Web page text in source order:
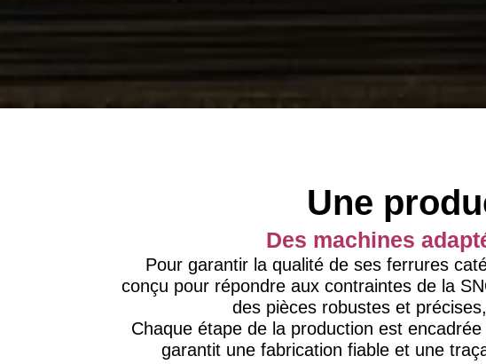
Une
Des machines
Pour garantir la qualité de ses ferrures
conçu pour répondre aux contraintes de la
des pièces robustes et
Chaque étape de la production est
garantit une fabrication fiable et une